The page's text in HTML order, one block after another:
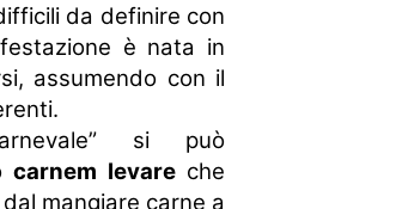
da definire con
è nata in
assumendo con il
si può
carnem levareche
mangiare carne a